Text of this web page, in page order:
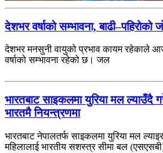
देशभर वर्षाको सम्भावना,
देशभर मनसुनी वायुको प्रभाव कायम रहेकाले
वर्षाको सम्भावना रहेको छ। जल
भारतबाट साइकलमा युरिया मल ल्याउँदै
भारतमै नियन्त्रणमा
भारतबाट नेपालतर्फ साइकलमा युरिया मल
महिलालाई भारतीय सशस्त्र सीमा बल